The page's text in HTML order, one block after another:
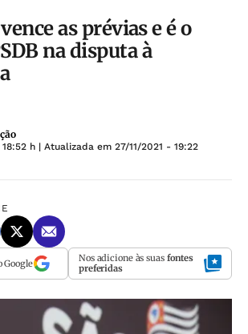
as prévias e é o
na disputa à
h | Atualizada em 27/11/2021 - 19:22
Google Nos adicione às suas fontes
preferidas